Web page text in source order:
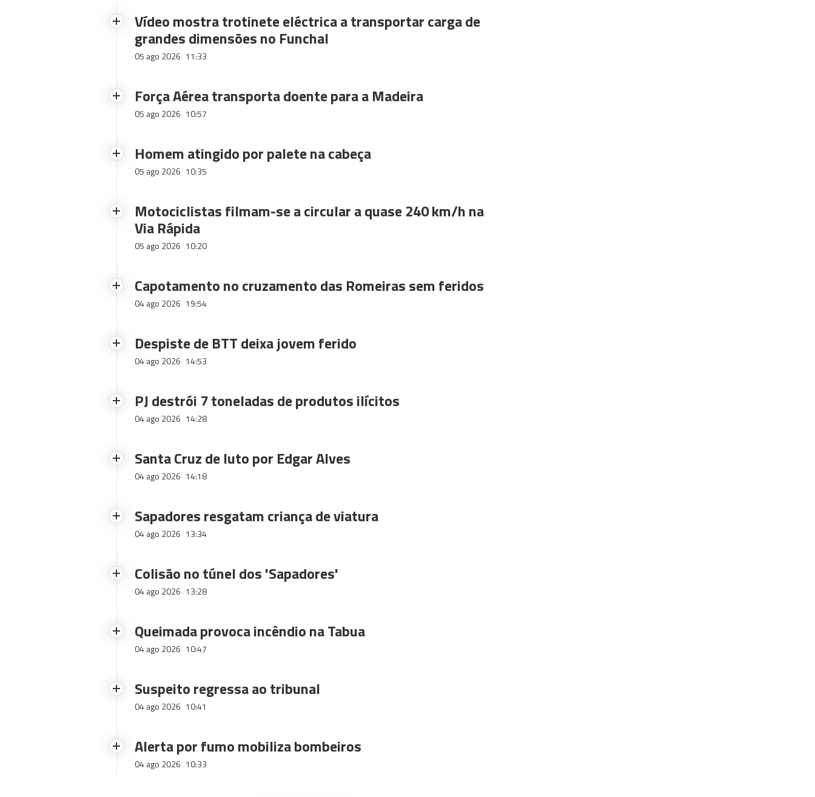
Vídeo mostra trotinete eléctrica a transportar carga de
grandes dimensões no Funchal
05 ago 2026 11:33
Força Aérea transporta doente para a Madeira
05 ago 2026 10:57
Homem atingido por palete na cabeça
05 ago 2026 10:35
Motociclistas filmam-se a circular a quase 240 km/h na
Via Rápida
05 ago 2026 10:20
Capotamento no cruzamento das Romeiras sem feridos
04 ago 2026 19:54
Despiste de BTT deixa jovem ferido
04 ago 2026 14:53
PJ destrói 7 toneladas de produtos ilícitos
04 ago 2026 14:28
Santa Cruz de luto por Edgar Alves
04 ago 2026 14:18
Sapadores resgatam criança de viatura
04 ago 2026 13:34
Colisão no túnel dos 'Sapadores'
04 ago 2026 13:28
Queimada provoca incêndio na Tabua
04 ago 2026 10:47
Suspeito regressa ao tribunal
04 ago 2026 10:41
Alerta por fumo mobiliza bombeiros
04 ago 2026 10:33